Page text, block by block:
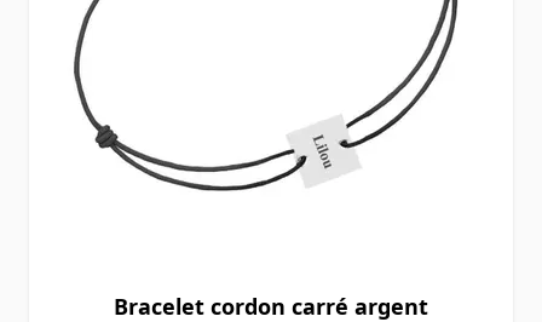
Bracelet cordon carré argent